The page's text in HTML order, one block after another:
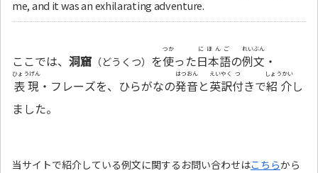
me, and it was an exhilarating adventure.
ここでは、 洞窟 （どうくつ） を使
つか
った日本語
にほんご
の例文
れいぶん
・
表現
ひょうげん
・フレーズを、ひらがなの発音
はつおん
と英訳
えいやく
付
つ
きで紹介
しょうかい
し
ました。
当サイトで紹介している例文に関するお問い合わせはこちらから